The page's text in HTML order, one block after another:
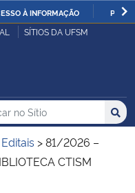
À INFORMAÇÃO
SÍTIOS DA UFSM
no no Sítio
Editais >81/2026 –
CTISM